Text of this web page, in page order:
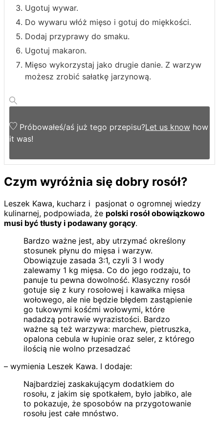
Ugotuj wywar.
Do wywaru włóż mięso i gotuj do miękkości.
Dodaj przyprawy do smaku.
Ugotuj makaron.
Mięso wykorzystaj jako drugie danie. Z warzyw
możesz zrobić sałatkę jarzynową.
Próbowałeś/aś już tego przepisu?Let us know how
it was!
Czym wyróżnia się dobry rosół?
Leszek Kawa, kucharz i pasjonat o ogromnej wiedzy
kulinarnej, podpowiada, że polski rosół obowiązkowo
musi być tłusty i podawany gorący.
Bardzo ważne jest, aby utrzymać określony
stosunek płynu do mięsa i warzyw.
Obowiązuje zasada 3:1, czyli 3 l wody
zalewamy 1 kg mięsa. Co do jego rodzaju, to
panuje tu pewna dowolność. Klasyczny rosół
gotuje się z kury rosołowej i kawałka mięsa
wołowego, ale nie będzie błędem zastąpienie
go tukowymi kośćmi wołowymi, które
nadadzą potrawie wyrazistości. Bardzo
ważne są też warzywa: marchew, pietruszka,
opalona cebula w łupinie oraz seler, z którego
ilością nie wolno przesadzać
– wymienia Leszek Kawa. I dodaje:
Najbardziej zaskakującym dodatkiem do
rosołu, z jakim się spotkałem, było jabłko, ale
to pokazuje, że sposobów na przygotowanie
rosołu jest całe mnóstwo.